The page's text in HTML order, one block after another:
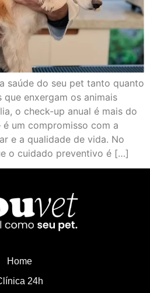
saúde do seu pet tanto quanto
que enxergam os animais
o check-up anual é mais do
um compromisso com a
e a qualidade de vida. No
o cuidado preventivo é […]
Home
24h